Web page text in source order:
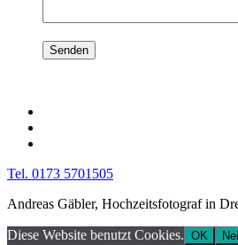
Tel. 0173 5701505
Andreas Gäbler, Hochzeitsfotograf in
Diese Website benutzt Cookies. OK